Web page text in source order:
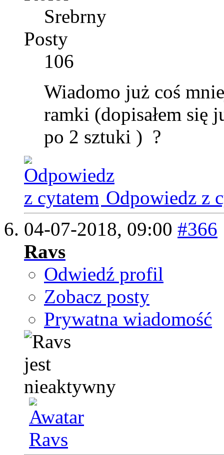
Srebrny
Posty
106
Wiadomo już coś
ramki (dopisałem się
po 2 sztuki ) ?
Odpowiedz z
04-07-2018, 09:00 #366
Ravs
Odwiedź profil
Zobacz posty
Prywatna wiadomość